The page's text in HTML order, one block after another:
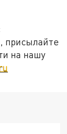
присылайте
на нашу